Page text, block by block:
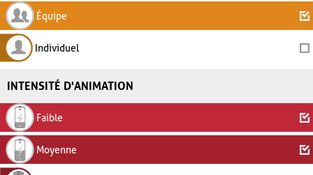
Équipe
Individuel
INTENSITÉ D'ANIMATION
Faible
Moyenne